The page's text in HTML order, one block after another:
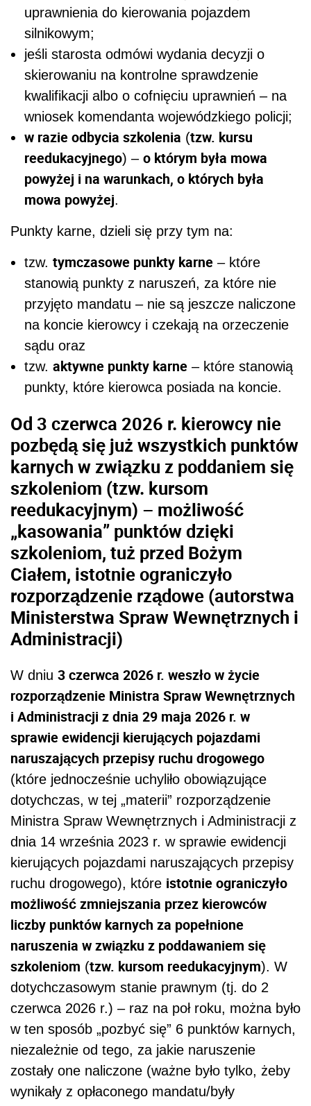
uprawnienia do kierowania pojazdem
silnikowym;
jeśli starosta odmówi wydania decyzji o
skierowaniu na kontrolne sprawdzenie
kwalifikacji albo o cofnięciu uprawnień – na
wniosek komendanta wojewódzkiego policji;
w razie odbycia szkolenia (tzw. kursu
reedukacyjnego) – o którym była mowa
powyżej i na warunkach, o których była
mowa powyżej.
Punkty karne, dzieli się przy tym na:
tzw. tymczasowe punkty karne – które
stanowią punkty z naruszeń, za które nie
przyjęto mandatu – nie są jeszcze naliczone
na koncie kierowcy i czekają na orzeczenie
sądu oraz
tzw. aktywne punkty karne – które stanowią
punkty, które kierowca posiada na koncie.
Od 3 czerwca 2026 r. kierowcy nie
pozbędą się już wszystkich punktów
karnych w związku z poddaniem się
szkoleniom (tzw. kursom
reedukacyjnym) – możliwość
„kasowania” punktów dzięki
szkoleniom, tuż przed Bożym
Ciałem, istotnie ograniczyło
rozporządzenie rządowe (autorstwa
Ministerstwa Spraw Wewnętrznych i
Administracji)
W dniu 3 czerwca 2026 r. weszło w życie
rozporządzenie Ministra Spraw Wewnętrznych
i Administracji z dnia 29 maja 2026 r. w
sprawie ewidencji kierujących pojazdami
naruszających przepisy ruchu drogowego
(które jednocześnie uchyliło obowiązujące
dotychczas, w tej „materii” rozporządzenie
Ministra Spraw Wewnętrznych i Administracji z
dnia 14 września 2023 r. w sprawie ewidencji
kierujących pojazdami naruszających przepisy
ruchu drogowego), które istotnie ograniczyło
możliwość zmniejszania przez kierowców
liczby punktów karnych za popełnione
naruszenia w związku z poddawaniem się
szkoleniom (tzw. kursom reedukacyjnym). W
dotychczasowym stanie prawnym (tj. do 2
czerwca 2026 r.) – raz na poł roku, można było
w ten sposób „pozbyć się” 6 punktów karnych,
niezależnie od tego, za jakie naruszenie
zostały one naliczone (ważne było tylko, żeby
wynikały z opłaconego mandatu/były